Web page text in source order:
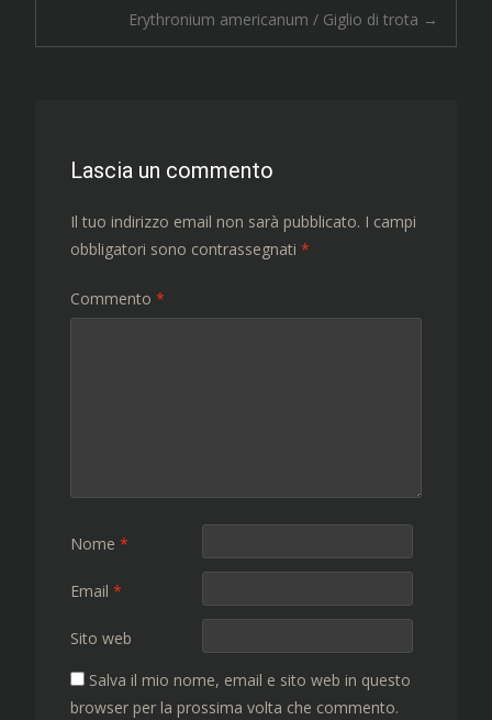
Erythronium americanum / Giglio di trota →
Lascia un commento
Il tuo indirizzo email non sarà pubblicato. I campi
obbligatori sono contrassegnati *
Commento *
Nome *
Email *
Sito web
Salva il mio nome, email e sito web in questo
browser per la prossima volta che commento.